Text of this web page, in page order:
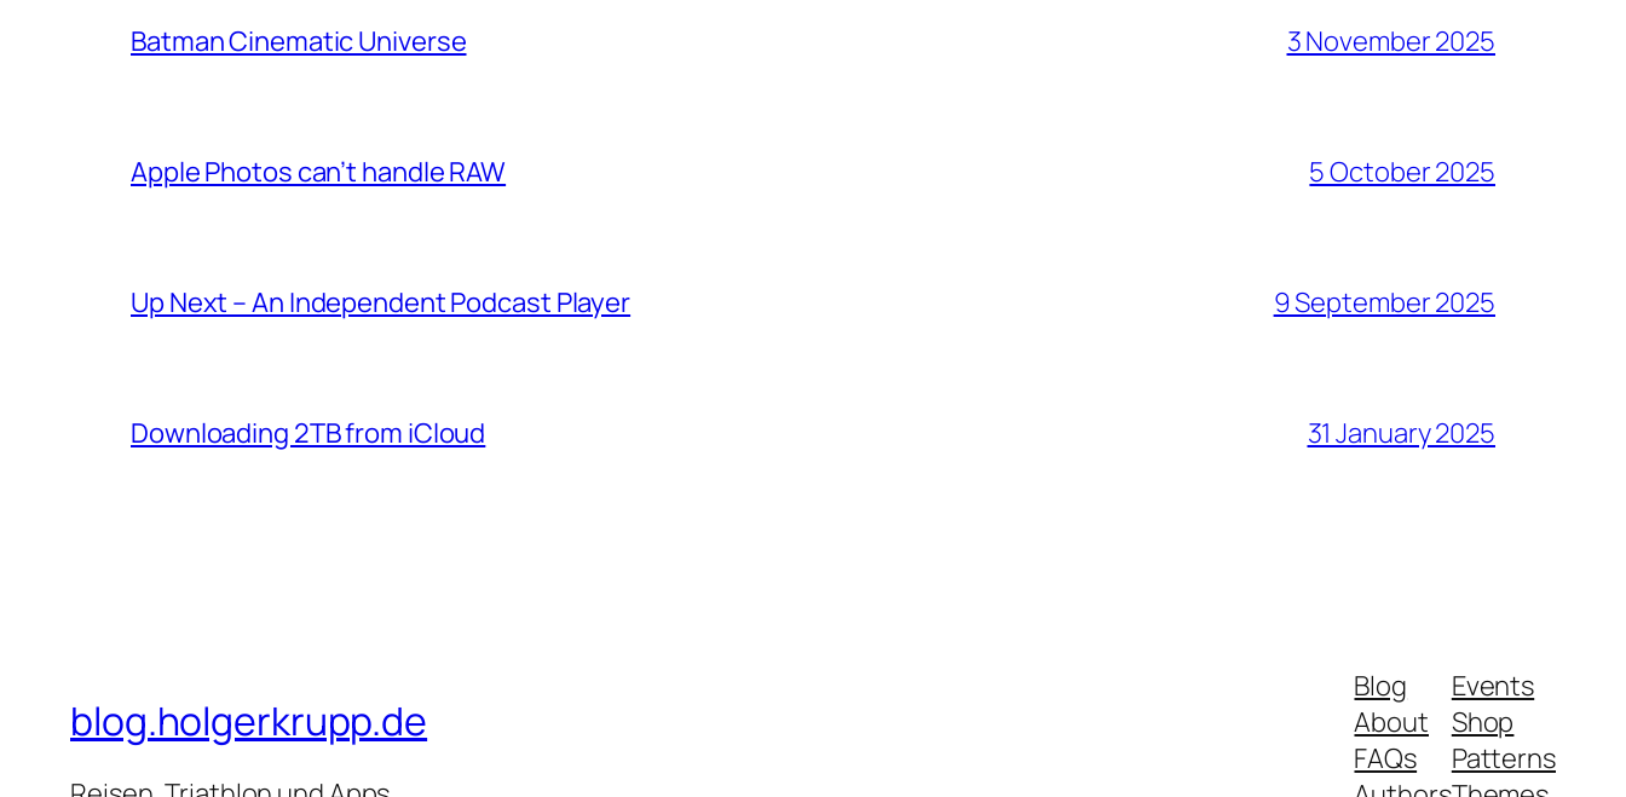
Batman Cinematic Universe 3 November 2025
Apple Photos can’t handle RAW 5 October 2025
Up Next – An Independent Podcast Player 9 September 2025
Downloading 2TB from iCloud 31 January 2025
blog.holgerkrupp.de
Blog
About
FAQs
Events
Shop
Patterns